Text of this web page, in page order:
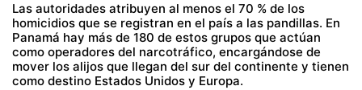
Las autoridades atribuyen al menos el 70 % de los
homicidios que se registran en el país a las pandillas. En
Panamá hay más de 180 de estos grupos que actúan
como operadores del narcotráfico, encargándose de
mover los alijos que llegan del sur del continente y tienen
como destino Estados Unidos y Europa.